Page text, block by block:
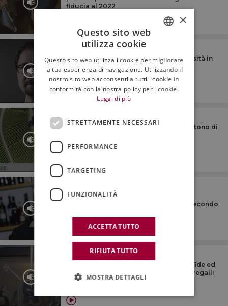
fiducia al 2022
L'APPROFONDIMENTO
“L’Italia è il Paese più ricco di biodiversità in
Europa. Un patrimonio da proteggere”
Sostenibilità, le aziende agricole investono di
Incertezza, sofferenza economica e
cambiamenti epocali: la ristorazione secondo
L'APPROFONDIMENTO
Un 2021 da record e un 2022 ricco di sfide ed
opportunità: a WineNews Marcello Meregalli
ENGLISH
×
Questo sito web
utilizza cookie
Questo sito web utilizza i cookie per migliorare
la tua esperienza di navigazione. Utilizzando il
nostro sito web acconsenti a tutti i cookie in
conformità con la nostra policy per i cookie.
Leggi di più
STRETTAMENTE NECESSARI
PERFORMANCE
TARGETING
FUNZIONALITÀ
ACCETTA TUTTO
RIFIUTA TUTTO
MOSTRA DETTAGLI